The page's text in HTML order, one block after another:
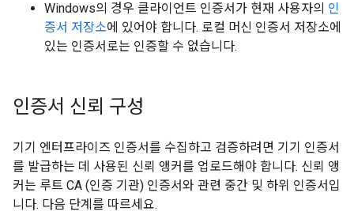
Windows의 경우 클라이언트 인증서가 현재 사용자의 인
증서 저장소에 있어야 합니다. 로컬 머신 인증서 저장소에
있는 인증서로는 인증할 수 없습니다.
인증서 신뢰 구성
기기 엔터프라이즈 인증서를 수집하고 검증하려면 기기 인증서
를 발급하는 데 사용된 신뢰 앵커를 업로드해야 합니다. 신뢰 앵
커는 루트 CA (인증 기관) 인증서와 관련 중간 및 하위 인증서입
니다. 다음 단계를 따르세요.